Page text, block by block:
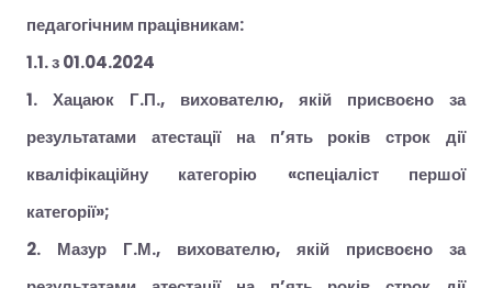
педагогічним працівникам:
1.1. з 01.04.2024
1. Хацаюк Г.П., вихователю, якій присвоєно за
результатами атестації на п’ять років строк дії
кваліфікаційну категорію «спеціаліст першої
категорії»;
2. Мазур Г.М., вихователю, якій присвоєно за